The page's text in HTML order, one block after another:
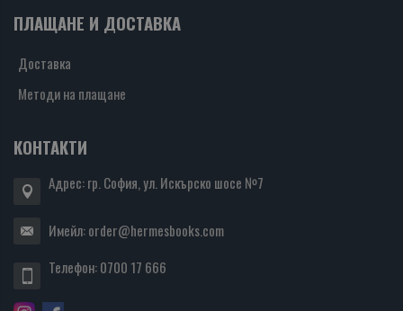
ПЛАЩАНЕ И ДОСТАВКА
Доставка
Методи на плащане
КОНТАКТИ
Адрес: гр. София, ул. Искърско шосе №7
Имейл:order@hermesbooks.com
Телефон:0700 17 666